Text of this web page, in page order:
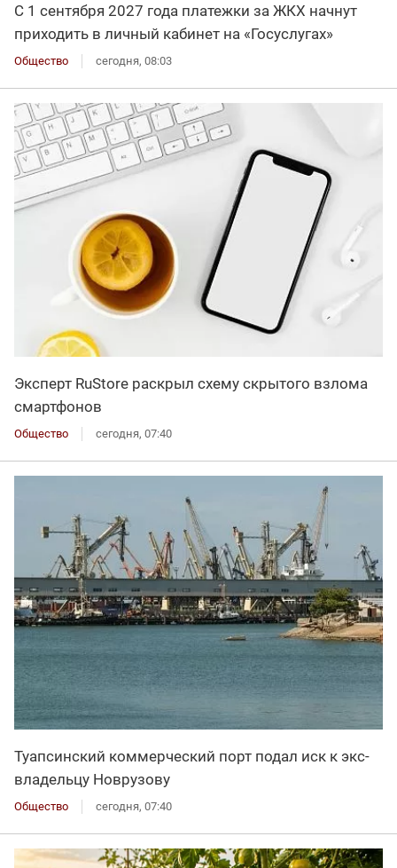
С 1 сентября 2027 года платежки за ЖКХ начнут
приходить в личный кабинет на «Госуслугах»
Общество сегодня, 08:03
Эксперт RuStore раскрыл схему скрытого взлома
смартфонов
Общество сегодня, 07:40
Туапсинский коммерческий порт подал иск к экс-
владельцу Новрузову
Общество сегодня, 07:40